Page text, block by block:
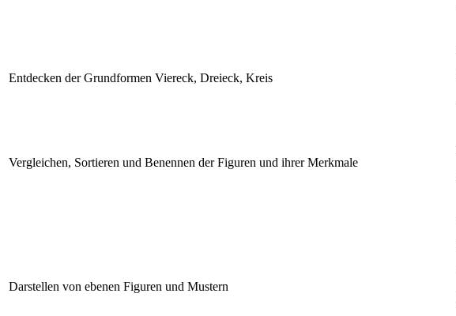
Entdecken der Grundformen Viereck, Dreieck, Kreis
Vergleichen, Sortieren und Benennen der Figuren und ihrer Merkmale
Darstellen von ebenen Figuren und Mustern